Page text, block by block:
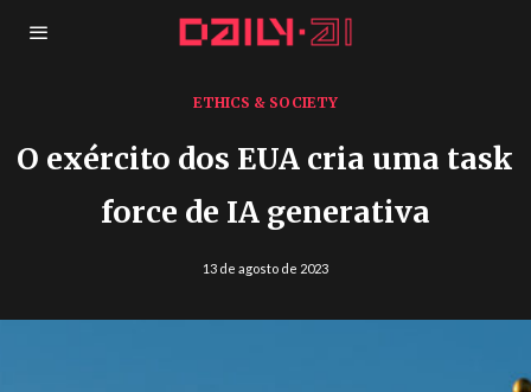
ETHICS & SOCIETY
O exército dos EUA cria uma task
force de IA generativa
13 de agosto de 2023